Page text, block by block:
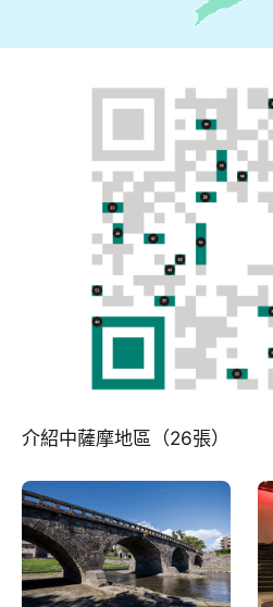
介紹中薩摩地區（26張）